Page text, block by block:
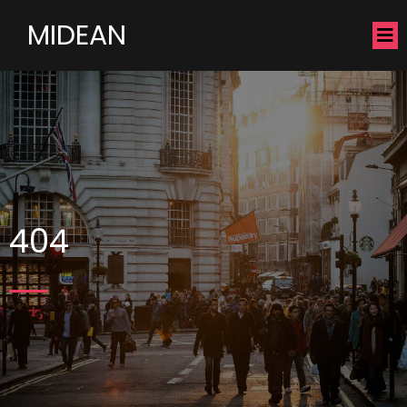
MIDEAN
404